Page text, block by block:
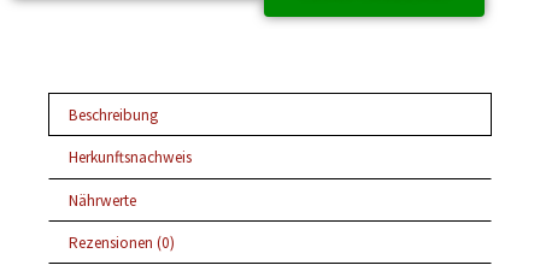
Beschreibung
Herkunftsnachweis
Nährwerte
Rezensionen (0)